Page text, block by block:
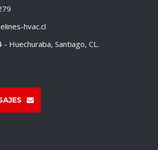
hvac.cl
Huechuraba, Santiago, CL.